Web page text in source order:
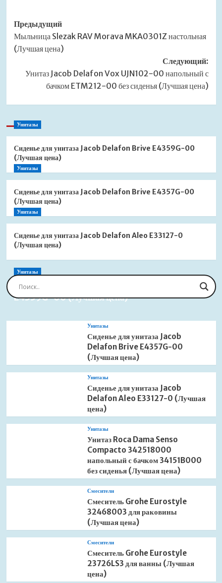
Навигация
записи
Предыдущий
Мыльница Slezak RAV Morava MKA0301Z настольная
(Лучшая цена)
Следующий:
Унитаз Jacob Delafon Vox UJN102-00 напольный с
бачком ETM212-00 без сиденья (Лучшая цена)
Унитазы
Сиденье для унитаза Jacob Delafon Brive E4359G-00
(Лучшая цена)
Унитазы
Сиденье для унитаза Jacob Delafon Brive E4357G-00
(Лучшая цена)
Унитазы
Сиденье для унитаза Jacob Delafon Aleo E33127-0
(Лучшая цена)
Унитазы
Сиденье для унитаза Jacob Delafon Brive
E4359G-00 (Лучшая цена)
Унитазы
Сиденье для унитаза Jacob
Delafon Brive E4357G-00
(Лучшая цена)
Унитазы
Сиденье для унитаза Jacob
Delafon Aleo E33127-0 (Лучшая
цена)
Унитазы
Унитаз Roca Dama Senso
Compacto 342518000
напольный с бачком 34151B000
без сиденья (Лучшая цена)
Смесители
Смеситель Grohe Eurostyle
32468003 для раковины
(Лучшая цена)
Смесители
Смеситель Grohe Eurostyle
23726LS3 для ванны (Лучшая
цена)